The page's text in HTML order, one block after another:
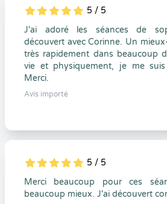
5
1
5
0 5 / 5
J'ai adoré les séances de
découvert avec Corinne. Un
très rapidement dans beaucoup
vie et physiquement, je me
Merci.
Avis importé
5
1
5
0 5 / 5
Merci beaucoup pour ces
beaucoup mieux. J'ai découvert